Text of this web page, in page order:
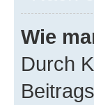
Wie
Durch